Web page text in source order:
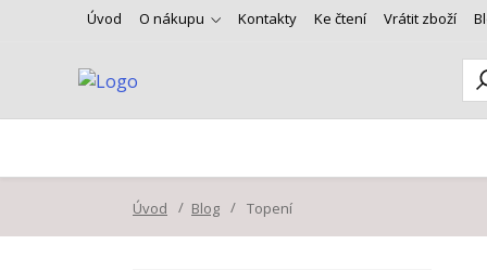
Úvod O nákupu Kontakty Ke čtení Vrátit zboží
Úvod Blog Topení